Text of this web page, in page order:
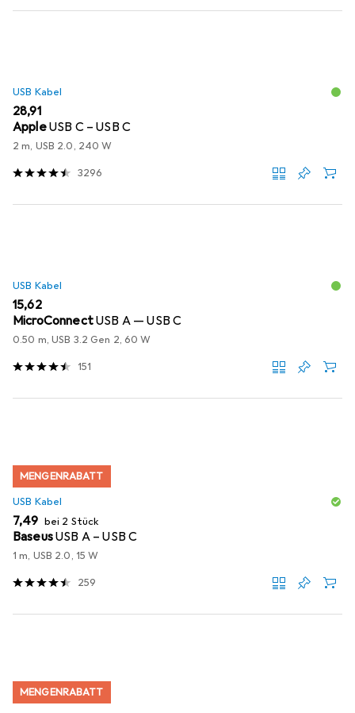
USB Kabel
EUR
28,91
AppleUSB C – USB C
2 m, USB 2.0, 240 W
3296
USB Kabel
EUR
15,62
MicroConnectUSB A — USB C
0.50 m, USB 3.2 Gen 2, 60 W
151
MENGENRABATT
USB Kabel
EUR
7,49 bei 2 Stück
BaseusUSB A – USB C
1 m, USB 2.0, 15 W
259
MENGENRABATT